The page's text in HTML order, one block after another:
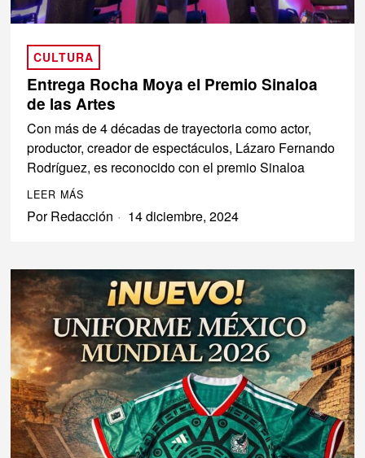
CULTURA
Entrega Rocha Moya el Premio Sinaloa
de las Artes
Con más de 4 décadas de trayectoria como actor,
productor, creador de espectáculos, Lázaro Fernando
Rodríguez, es reconocido con el premio Sinaloa
LEER MÁS
PorRedacción 14 diciembre, 2024